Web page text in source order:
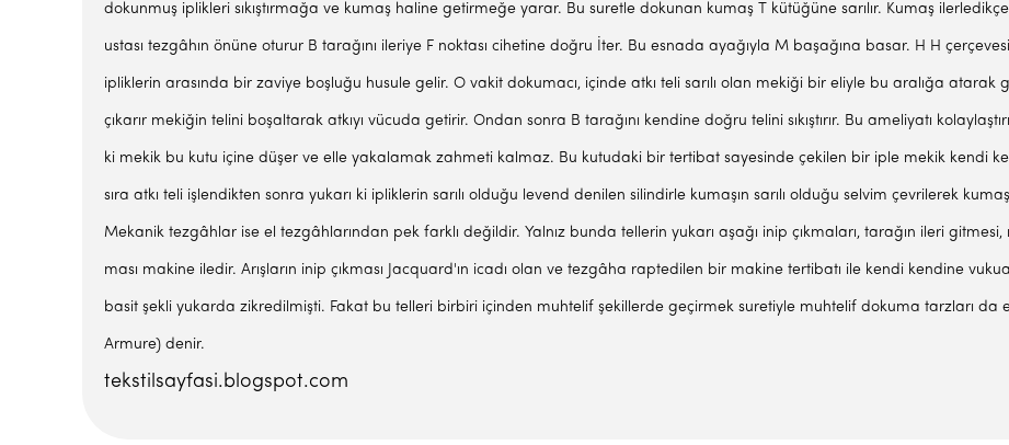
dokun­muş iplikleri sıkıştırmağa ve kumaş haline ge­tirmeğe yarar. Bu suretle dokunan kumaş T kütüğüne sarılır. Kumaş
ustası tezgâhın önüne oturur B tarağını ileriye F noktası cihetine doğru İter. Bu esnada ayağıyla M başağına basar. H H
ipliklerin arasında bir zaviye boşluğu husule gelir. O vakit dokumacı, içinde atkı teli sarılı olan mekiği bir eliyle bu aralığa
çıka­rır mekiğin telini boşaltarak atkıyı vücuda getirir. Ondan sonra B tarağını kendine doğru telini sıkıştırır. Bu ameliyatı
ki mekik bu kutu içine düşer ve elle yakalamak zahmeti kalmaz. Bu kutudaki bir tertibat sayesinde çekilen bir iple mekik kendi
sıra atkı teli işlendikten sonra yukarı ki ipliklerin sarılı olduğu levend denilen silindirle kumaşın sarılı olduğu selvim çevrilerek
Mekanik tezgâhlar ise el tezgâhlarından pek farklı değildir. Yalnız bunda tellerin yukarı aşağı inip çıkmaları, tarağın ileri
ması makine iledir. Arışların inip çıkması Jacquard'ın icadı olan ve tezgâha raptedilen bir makine tertibatı ile kendi kendine
basit şekli yukarda zikredilmişti. Fakat bu telleri birbiri içinden muhtelif şekillerde geçirmek suretiyle muhtelif dokuma tarzları da
Armure) denir.
tekstilsayfasi.blogspot.com